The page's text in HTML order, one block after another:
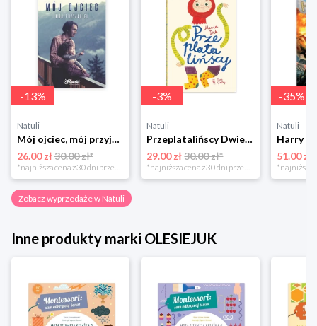
-13%
Natuli
Mój ojciec, mój przyjaciel Element
26.00 zł30.00 zł*
*najniższa cena z 30 dni przed obniżką
-3%
Natuli
Przeplatalińscy Dwie siostry
29.00 zł 30.00 zł*
*najniższa cena z 30 dni przed obniżką
-35%
Natuli
51.00 zł
Zobacz wyprzedaże w Natuli
Inne produkty marki OLESIEJUK